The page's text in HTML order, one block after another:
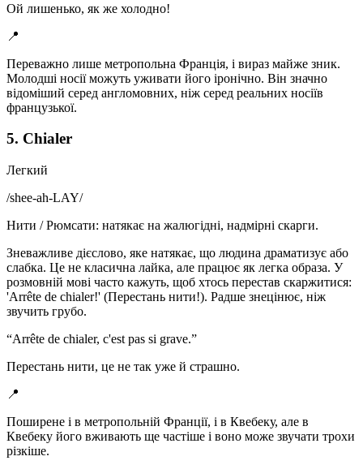
Ой лишенько, як же холодно!
📍
Переважно лише метропольна Франція, і вираз майже зник.
Молодші носії можуть уживати його іронічно. Він значно
відоміший серед англомовних, ніж серед реальних носіїв
французької.
5. Chialer
Легкий
/shee-ah-LAY/
Нити / Рюмсати: натякає на жалюгідні, надмірні скарги.
Зневажливе дієслово, яке натякає, що людина драматизує або
слабка. Це не класична лайка, але працює як легка образа. У
розмовній мові часто кажуть, щоб хтось перестав скаржитися:
'Arrête de chialer!' (Перестань нити!). Радше знецінює, ніж
звучить грубо.
“Arrête de chialer, c'est pas si grave.”
Перестань нити, це не так уже й страшно.
📍
Поширене і в метропольній Франції, і в Квебеку, але в
Квебеку його вживають ще частіше і воно може звучати трохи
різкіше.